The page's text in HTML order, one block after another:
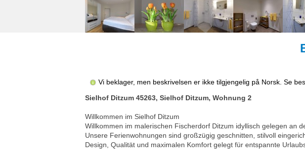
Vi beklager, men beskrivelsen er ikke tilgjengelig på Norsk. Se
Sielhof Ditzum 45263, Sielhof Ditzum, Wohnung 2
Willkommen im Sielhof Ditzum
Willkommen im malerischen Fischerdorf Ditzum idyllisch gelegen an
Unsere Ferienwohnungen sind großzügig geschnitten, stilvoll
Design, Qualität und maximalen Komfort gelegt für entspannte